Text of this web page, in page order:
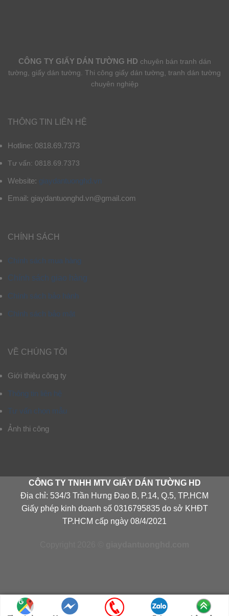
CÔNG TY GIẤY DÁN TƯỜNG HD chuyên bán tranh dán
tường, giấy dán tường. Thi công giấy dán tường, tranh dán tường
chuyên nghiệp
THÔNG TIN LIÊN HỆ
Hotline: 0818.69.7373
Tư vấn: 0818.69.7373
Website: giaydantuonghd.vn
Email: giaydantuonghd.vn@gmail.com
CHÍNH SÁCH
Chính sách mua hàng
Chính sách giao hàng
Chính sách bảo hành
Chính sách bảo mật
VỀ CHÚNG TÔI
Giới thiệu công ty
Thông tin liên hệ
Tư vấn chọn mẫu
Ảnh thi công
CÔNG TY TNHH MTV GIẤY DÁN TƯỜNG HD
Địa chỉ: 534/3 Trần Hưng Đạo B, P.14, Q.5, TP.HCM
Giấy phép kinh doanh số 0316795835 do sở KHĐT
TP.HCM cấp ngày 08/4/2021